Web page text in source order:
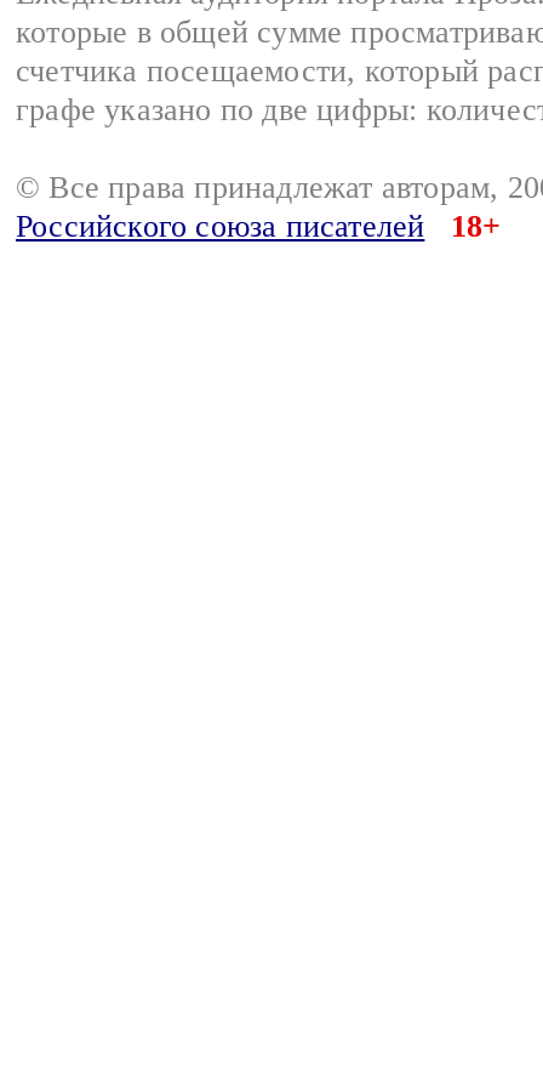
которые в общей сумме
счетчика посещаемости, который
графе указано по две цифры:
© Все права принадлежат авторам,
Российского союза писателей
18+